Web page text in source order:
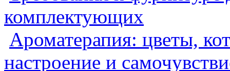
комплектующих
Ароматерапия: цветы,
настроение и